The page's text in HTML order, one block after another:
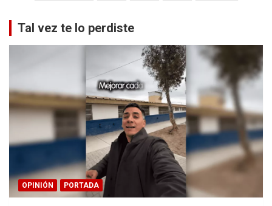
entradas
Tal vez te lo perdiste
OPINIÓN PORTADA